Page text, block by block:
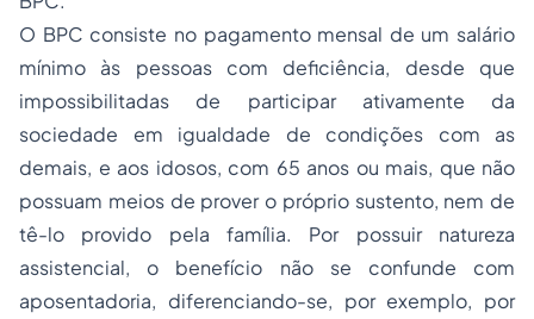
O BPC consiste no pagamento mensal de um salário
mínimo às pessoas com deficiência, desde que
impossibilitadas de participar ativamente da
sociedade em igualdade de condições com as
demais, e aos idosos, com 65 anos ou mais, que não
possuam meios de prover o próprio sustento, nem de
tê-lo provido pela família. Por possuir natureza
assistencial, o benefício não se confunde com
aposentadoria, diferenciando-se, por exemplo, por